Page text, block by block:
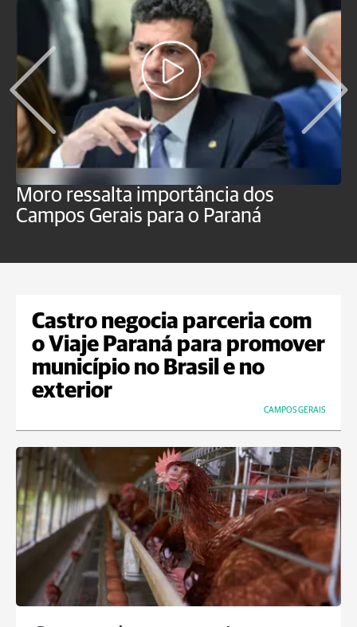
Moro ressalta importância dos
Campos Gerais para o Paraná
Castro negocia parceria com
o Viaje Paraná para promover
município no Brasil e no
exterior
CAMPOS GERAIS